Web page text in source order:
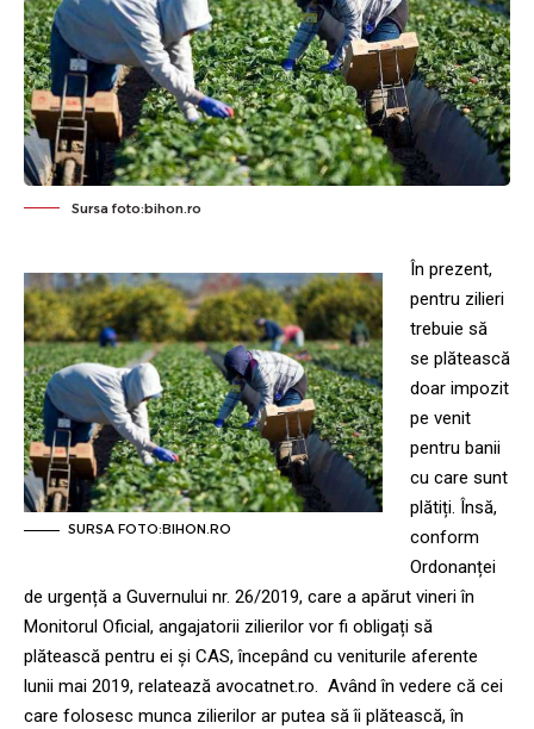
Sursa foto:bihon.ro
SURSA FOTO:BIHON.RO
În prezent,
pentru zilieri
trebuie să
se plătească
doar impozit
pe venit
pentru banii
cu care sunt
plătiți. Însă,
conform
Ordonanței
de urgență a Guvernului nr. 26/2019, care a apărut vineri în
Monitorul Oficial, angajatorii zilierilor vor fi obligați să
plătească pentru ei și CAS, începând cu veniturile aferente
lunii mai 2019, relatează avocatnet.ro. Având în vedere că cei
care folosesc munca zilierilor ar putea să îi plătească, în